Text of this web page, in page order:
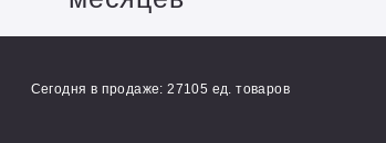
Сегодня в продаже: 27105 ед. товаров